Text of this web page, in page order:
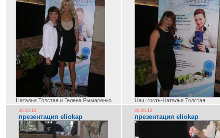
Наталья Толстая и Гелена Рымаренко Наш гость-Наталья Толстая
26.05.12
презентация eliokap
26.05.12
презентация eliokap